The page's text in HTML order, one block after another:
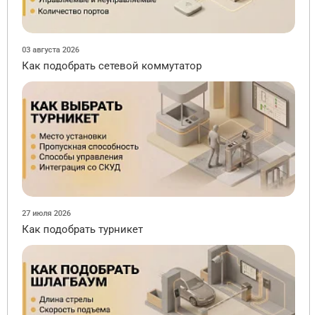
03 августа 2026
Как подобрать сетевой коммутатор
27 июля 2026
Как подобрать турникет